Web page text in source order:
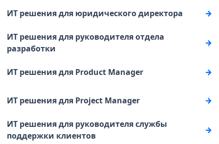
ИТ решения для юридического директора
ИТ решения для руководителя отдела
разработки
ИТ решения для Product Manager
ИТ решения для Project Manager
ИТ решения для руководителя службы
поддержки клиентов